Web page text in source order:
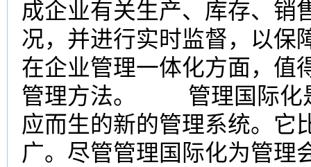
成企业有关生产、库存、销
况，并进行实时监督，以保
在企业管理一体化方面，值
管理方法。 管理国际化
应而生的新的管理系统。它
广。尽管管理国际化为管理